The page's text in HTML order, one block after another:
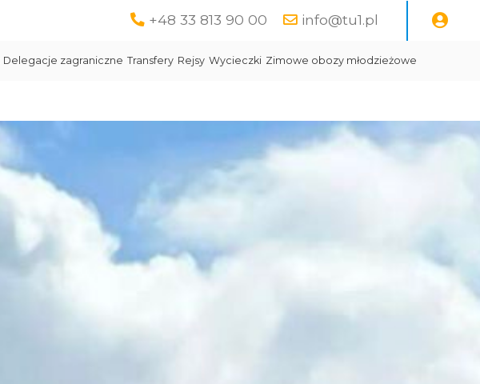
+48 33 813 90 00 info@tu1.pl
Delegacje zagraniczne Transfery Rejsy Wycieczki Zimowe obozy młodzieżowe